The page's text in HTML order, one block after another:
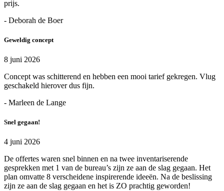
prijs.
- Deborah de Boer
Geweldig concept
8 juni 2026
Concept was schitterend en hebben een mooi tarief gekregen. Vlug
geschakeld hierover dus fijn.
- Marleen de Lange
Snel gegaan!
4 juni 2026
De offertes waren snel binnen en na twee inventariserende
gesprekken met 1 van de bureau’s zijn ze aan de slag gegaan. Het
plan omvatte 8 verscheidene inspirerende ideeën. Na de beslissing
zijn ze aan de slag gegaan en het is ZO prachtig geworden!